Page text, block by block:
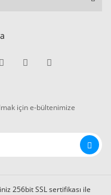
için e-bültenimize
256bit SSL sertifikası ile